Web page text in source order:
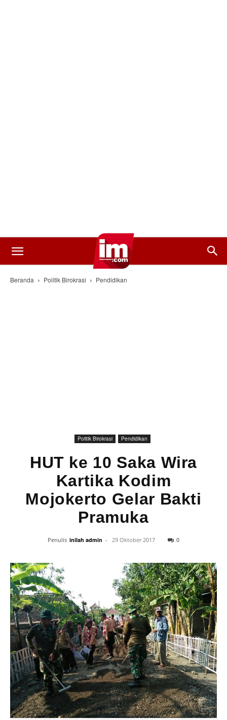
Beranda Politik Birokrasi Pendidikan
Politik Birokrasi Pendidikan
HUT ke 10 Saka Wira
Kartika Kodim
Mojokerto Gelar Bakti
Pramuka
Penulis inilah admin - 29 Oktober 2017 0